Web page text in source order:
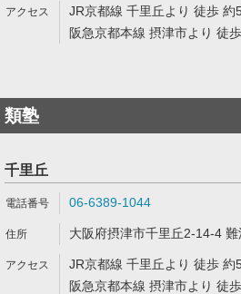
JR京都線 千里丘より 徒歩 約
阪急京都本線 摂津市より 徒
類塾
千里丘
06-6389-1044
大阪府摂津市千里丘2-14-4
JR京都線 千里丘より 徒歩 約
阪急京都本線 摂津市より 徒